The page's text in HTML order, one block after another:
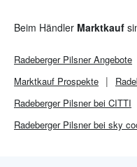
Beim Händler Marktkauf
Radeberger PilsnerAngebote
Marktkauf Prospekte
Radeberger Pilsner bei CITTI
Radeberger Pilsner bei sky